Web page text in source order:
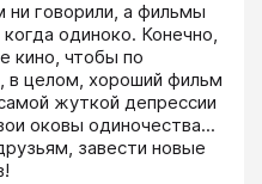
говорили, а фильмы
одиноко. Конечно,
кино, чтобы по
в целом, хороший фильм
жуткой депрессии
оковы одиночества...
завести новые